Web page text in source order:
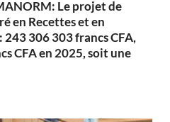
Le projet de
en Recettes et en
243 306 303 francs CFA,
CFA en 2025, soit une